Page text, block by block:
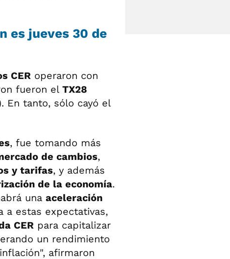
es jueves 30 de
CER operaron con
fueron el TX28
En tanto, sólo cayó el
, fue tomando más
de cambios,
y tarifas, y además
de la economía.
una aceleración
a estas expectativas,
CER para capitalizar
un rendimiento
afirmaron